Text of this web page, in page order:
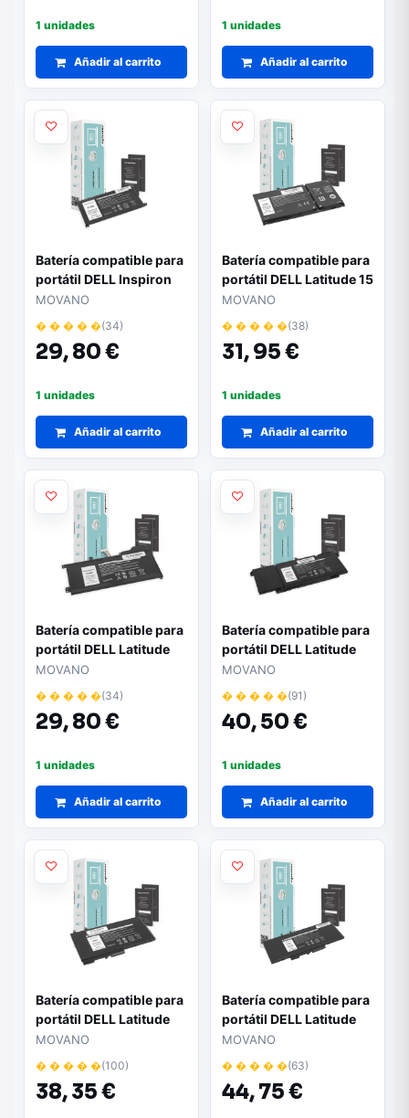
1 unidades
Añadir al carrito
1 unidades
Añadir al carrito
Batería compatible para
portátil DELL Inspiron
5590 11.4V 3600 mAh
MOVANO
� � � � �(34)
29,80 €
1 unidades
Añadir al carrito
Batería compatible para
portátil DELL Latitude 15
3510 11.4V 3600 mAh
MOVANO
� � � � �(38)
31,95 €
1 unidades
Añadir al carrito
Batería compatible para
portátil DELL Latitude
5295 7.6V 3000 mAh
MOVANO
� � � � �(34)
29,80 €
1 unidades
Añadir al carrito
Batería compatible para
portátil DELL Latitude
5320 15.2V 3600 mAh
MOVANO
� � � � �(91)
40,50 €
1 unidades
Añadir al carrito
Batería compatible para
portátil DELL Latitude
5400 11.4V 4000 mAh
MOVANO
� � � � �(100)
38,35 €
Batería compatible para
portátil DELL Latitude
5400 7.6V 8000 mAh
MOVANO
� � � � �(63)
44,75 €